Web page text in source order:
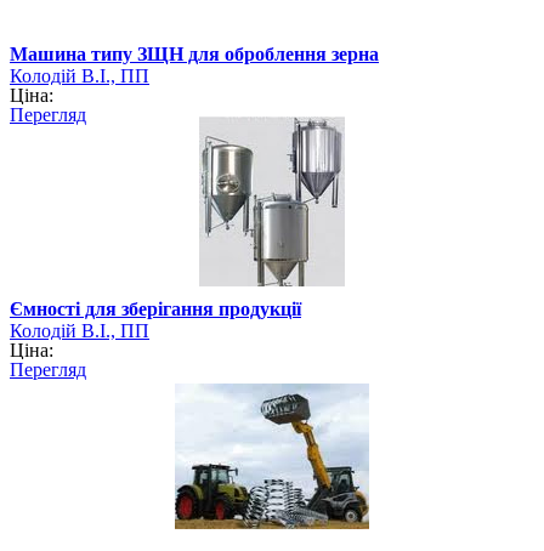
Машина типу ЗЩН для оброблення зерна
Колодій В.І., ПП
Ціна:
Перегляд
Ємності для зберігання продукції
Колодій В.І., ПП
Ціна:
Перегляд